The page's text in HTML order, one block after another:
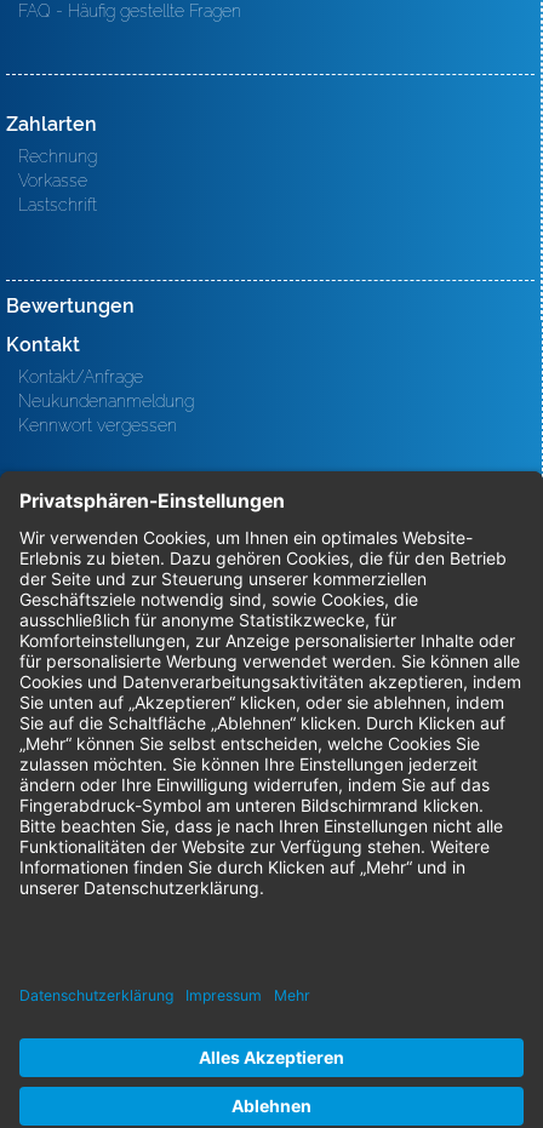
FAQ - Häufig gestellte Fragen
Zahlarten
Rechnung
Vorkasse
Lastschrift
Bewertungen
Kontakt
Kontakt/Anfrage
Neukundenanmeldung
Kennwort vergessen
Bestellungen
Sendung verfolgen
Geprüfter Shop
* Alle Preise zzgl. gesetzlicher Mehrwertsteuer